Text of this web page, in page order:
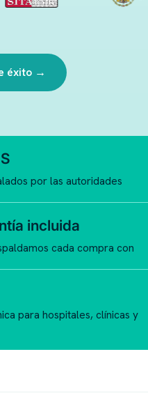
éxito →
por las autoridades
incluida
cada compra con
para hospitales, clínicas y